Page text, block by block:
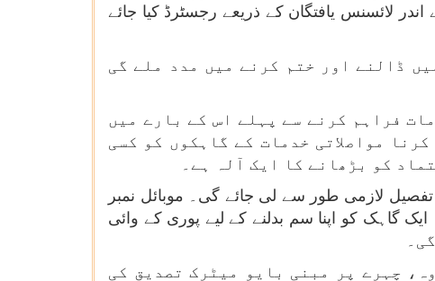
جائے گا۔ اس عمل کے مطابق تمام موجودہ پی او ایس کو 12 مہینے کے اندر لائسنس یافتگان کے ذریعے رجسٹرڈ کیا جائے
ڈالنے اور ختم کرنے میں مدد ملے گی
فراہم کرنے سے پہلے اس کے بارے میں
مواصلاتی خدمات کے گاہکوں کو کسی
کو بڑھانے کا ایک آلہ ہے۔
تفصیل لازمی طور سے لی جائے گی۔ موبائل نمبر
گا۔ ایک گاہک کو اپنا سم بدلنے کے لیے پوری کے وائی
چہرے پر مبنی بایو میٹرک تصدیق کی